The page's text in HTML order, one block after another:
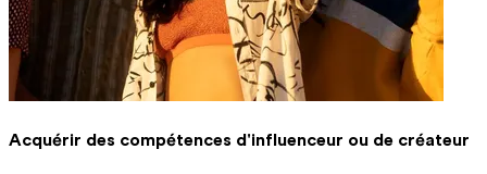
Acquérir des compétences d'influenceur ou de créateur